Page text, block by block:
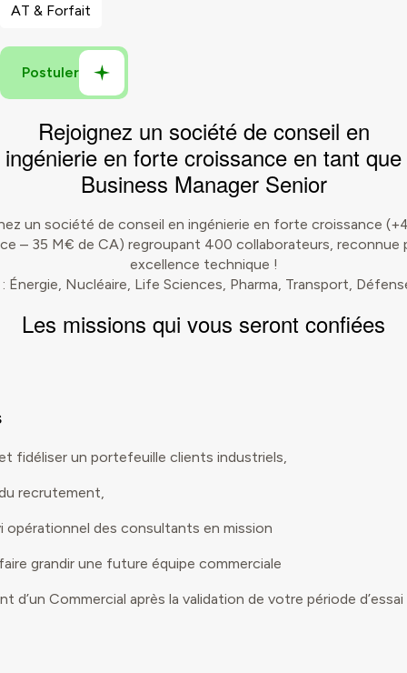
AT & Forfait
Rejoignez un société de conseil en
ingénierie en forte croissance en tant que
Business Manager Senior
un société de conseil en ingénierie en forte croissance
– 35 M€ de CA) regroupant 400 collaborateurs, reconnue
excellence technique !
Énergie, Nucléaire, Life Sciences, Pharma, Transport,
Les missions qui vous seront confiées
fidéliser un portefeuille clients industriels,
recrutement,
opérationnel des consultants en mission
grandir une future équipe commerciale
d’un Commercial après la validation de votre période d’essai